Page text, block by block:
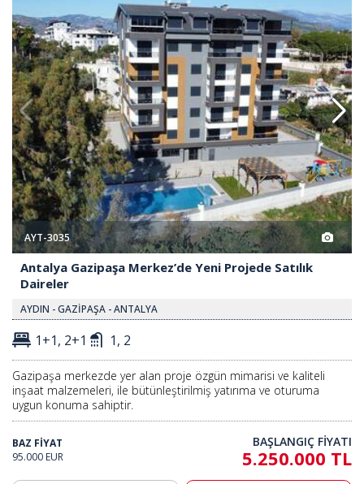
AYT-3035
Antalya Gazipaşa Merkez’de Yeni Projede Satılık
Daireler
AYDIN - GAZİPAŞA - ANTALYA
1+1, 2+1 1, 2
Gazipaşa merkezde yer alan proje özgün mimarisi ve kaliteli
inşaat malzemeleri, ile bütünleştirilmiş yatırıma ve oturuma
uygun konuma sahiptir.
BAZ FİYAT
95.000 EUR
BAŞLANGIÇ FİYATI
5.250.000 TL